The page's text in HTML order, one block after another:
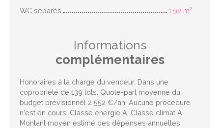
WC séparés
1,92 m²
Informations
complémentaires
Honoraires à la charge du vendeur. Dans une
copropriété de 139 lots. Quote-part moyenne du
budget prévisionnel 2 552 €/an. Aucune procédure
n'est en cours. Classe énergie A, Classe climat A
Montant moyen estimé des dépenses annuelles